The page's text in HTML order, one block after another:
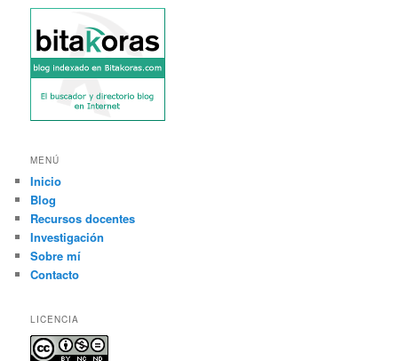
MENÚ
Inicio
Blog
Recursos docentes
Investigación
Sobre mí
Contacto
LICENCIA